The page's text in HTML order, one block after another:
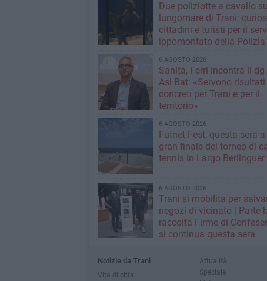
Due poliziotte a cavallo
lungomare di Trani:
cittadini e turisti per il
ippomontato della Polizia
6 AGOSTO 2026
Sanità, Ferri incontra il dg
Asl Bat: «Servono risultati
concreti per Trani e per il
territorio»
6 AGOSTO 2026
Futnet Fest, questa sera
gran finale del torneo di
tennis in Largo Berlinguer
6 AGOSTO 2026
Trani si mobilita per
negozi di vicinato | Parte
raccolta Firme di
si continua questa sera
Notizie da Trani
Vita di città
Attualità
Speciale